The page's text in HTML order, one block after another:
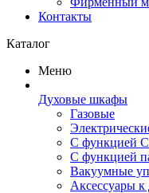
Контакты
Каталог
Меню
Духовые шкафы
Газовые
С функцией
С функцией
Вакуумные
Аксессуары